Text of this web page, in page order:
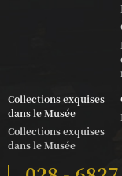
Collections exquises
dans le Musée
Collections exquises
dans le Musée